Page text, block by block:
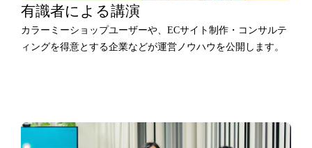
有識者による講演
カラーミーショップユーザーや、ECサイト制作・コンサルテ
ィングを得意とする企業などが運営ノウハウを公開します。